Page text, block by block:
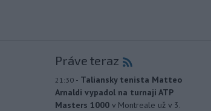
Práve teraz
21:30 - Taliansky tenista Matteo
Arnaldi vypadol na turnaji ATP
Masters 1000 v Montreale už v 3.